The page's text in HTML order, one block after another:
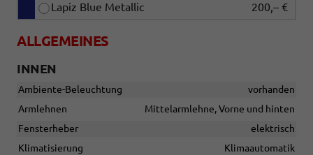
Lapiz Blue Metallic
200,– €
ALLGEMEINES
INNEN
Ambiente-Beleuchtung
vorhanden
Armlehnen
Mittelarmlehne, Vorne und hinten
Fensterheber
elektrisch
Klimatisierung
Klimaautomatik